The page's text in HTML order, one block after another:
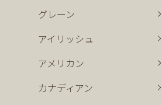
グレーン
アイリッシュ
アメリカン
カナディアン